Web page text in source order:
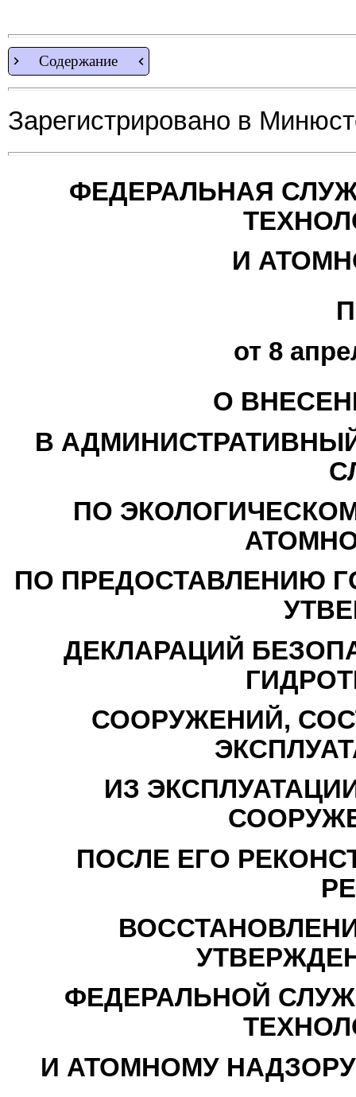
Содержание
Зарегистрировано в
ФЕДЕРАЛЬНАЯ
И
от 8
О
В
ПО
ПО ПРЕДОСТАВЛЕНИЮ
ДЕКЛАРАЦИЙ
СООРУЖЕНИЙ,
ИЗ
ПОСЛЕ ЕГО
ФЕДЕРАЛЬНОЙ
И АТОМНОМУ НАДЗОРУ